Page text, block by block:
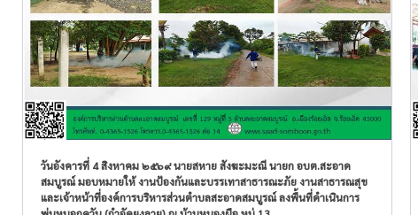
วันอังคารที่ 4 สิงหาคม ๒๕๖๙ นายสหาย สังฆะมะณี นายก อบต.สะอาด
สมบูรณ์ มอบหมายให้ งานป้องกันและบรรเทาสาธารณะภัย งานสาธารณสุข
และเจ้าหน้าที่องค์การบริหารส่วนตำบลสะอาดสมบูรณ์ ลงพื้นที่ดำเนินการ